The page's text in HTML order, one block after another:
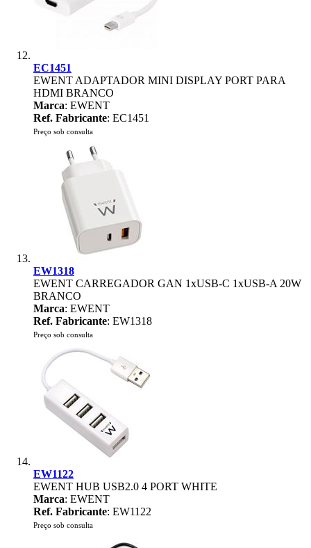
EC1451
EWENT ADAPTADOR MINI DISPLAY PORT PARA
HDMI BRANCO
Marca: EWENT
Ref. Fabricante: EC1451
Preço sob consulta
EW1318
EWENT CARREGADOR GAN 1xUSB-C 1xUSB-A 20W
BRANCO
Marca: EWENT
Ref. Fabricante: EW1318
Preço sob consulta
EW1122
EWENT HUB USB2.0 4 PORT WHITE
Marca: EWENT
Ref. Fabricante: EW1122
Preço sob consulta